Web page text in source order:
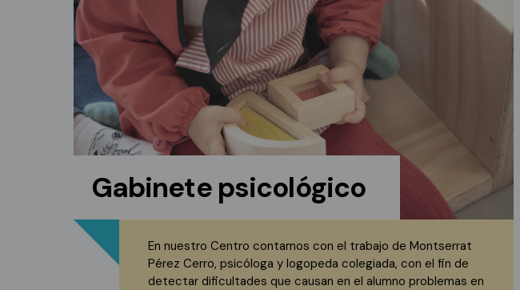
Gabinete psicológico
En nuestro Centro contamos con el trabajo de Montserrat
Pérez Cerro, psicóloga y logopeda colegiada, con el fin de
detectar dificultades que causan en el alumno problemas en